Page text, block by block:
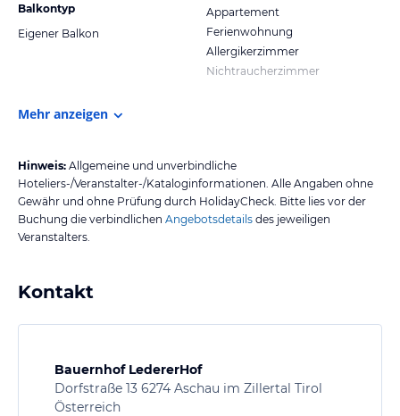
Balkontyp
Eigener Balkon
Appartement
Ferienwohnung
Allergikerzimmer
Nichtraucherzimmer
Mehr anzeigen
Hinweis: Allgemeine und unverbindliche
Hoteliers-/Veranstalter-/Kataloginformationen. Alle Angaben ohne
Gewähr und ohne Prüfung durch HolidayCheck. Bitte lies vor der
Buchung die verbindlichen Angebotsdetails des jeweiligen
Veranstalters.
Kontakt
Bauernhof LedererHof
Dorfstraße 13 6274 Aschau im Zillertal Tirol
Österreich